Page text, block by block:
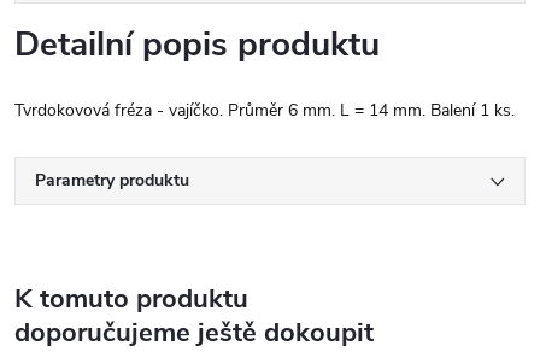
Detailní popis produktu
Tvrdokovová fréza - vajíčko. Průměr 6 mm. L = 14 mm. Balení 1 ks.
Parametry produktu
K tomuto produktu
doporučujeme ještě dokoupit